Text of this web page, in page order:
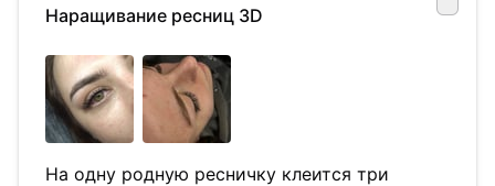
Наращивание ресниц 3D
На одну родную ресничку клеится три